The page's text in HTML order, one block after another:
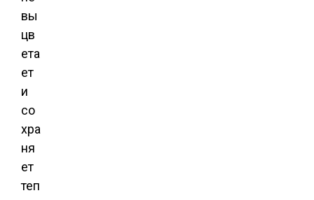
вы
цв
ета
ет
и
со
хра
ня
ет
теп